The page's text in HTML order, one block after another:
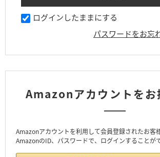
ログインしたままにする
パスワードをお忘
Amazonアカウントをお
Amazonアカウントを利用して会員登録されたお客様
AmazonのID、パスワードで、ログインすることがで